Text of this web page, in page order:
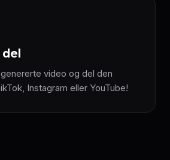
video og del den
Instagram eller YouTube!